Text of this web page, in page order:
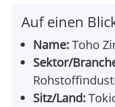
Auf einen
Name:Toho
Sektor/
Sitz/Land: